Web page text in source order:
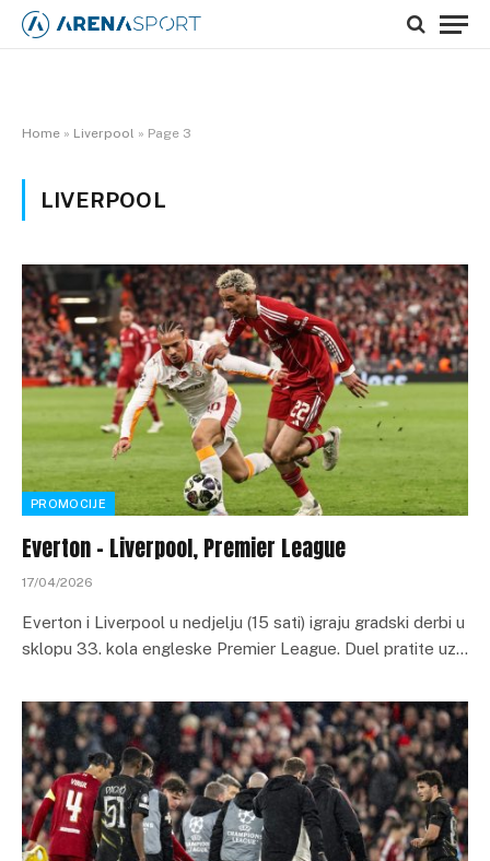
Home » Liverpool » Page 3
LIVERPOOL
PROMOCIJE
Everton – Liverpool, Premier League
17/04/2026
Everton i Liverpool u nedjelju (15 sati) igraju gradski derbi u
sklopu 33. kola engleske Premier League. Duel pratite uz…